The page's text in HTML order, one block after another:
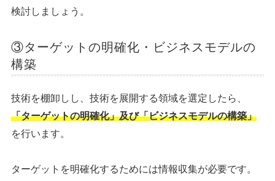
検討しましょう。
③ターゲットの明確化・ビジネスモデルの
構築
技術を棚卸しし、技術を展開する領域を選定したら、
「ターゲットの明確化」及び「ビジネスモデルの構築」
を行います。
ターゲットを明確化するためには情報収集が必要です。